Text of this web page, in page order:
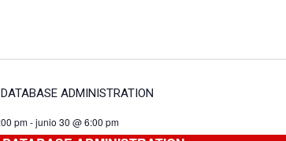
pm-junio 30 @ 6:00 pm